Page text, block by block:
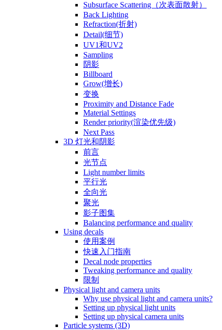
Subsurface Scattering（次表面散射）
Back Lighting
Refraction(折射)
Detail(细节)
UV1和UV2
Sampling
阴影
Billboard
Grow(增长)
变换
Proximity and Distance Fade
Material Settings
Render priority(渲染优先级)
Next Pass
3D 灯光和阴影
前言
光节点
Light number limits
平行光
全向光
聚光
影子图集
Balancing performance and quality
Using decals
使用案例
快速入门指南
Decal node properties
Tweaking performance and quality
限制
Physical light and camera units
Why use physical light and camera units?
Setting up physical light units
Setting up physical camera units
Particle systems (3D)